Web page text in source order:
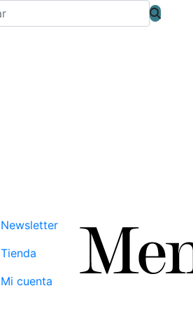
Newsletter
Tienda
Mi cuenta